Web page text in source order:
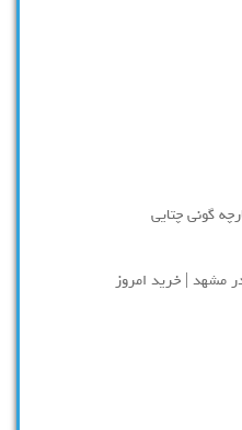
گونی چتایی
مشهد | خرید امروز